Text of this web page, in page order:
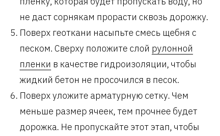
не даст сорнякам прорасти сквозь дорожку.
Поверх геоткани насыпьте смесь щебня с
песком. Сверху положите слой рулонной
пленки в качестве гидроизоляции, чтобы
жидкий бетон не просочился в песок.
Поверх уложите арматурную сетку. Чем
меньше размер ячеек, тем прочнее будет
дорожка. Не пропускайте этот этап, чтобы